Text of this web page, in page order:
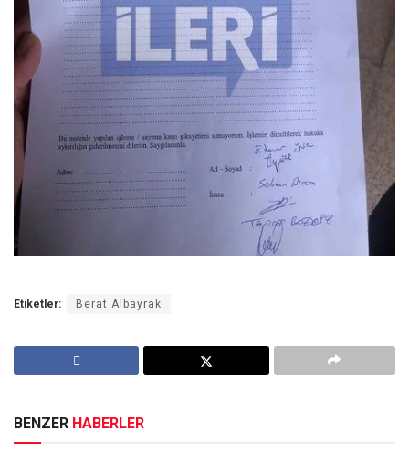
Etiketler: Berat Albayrak
BENZER HABERLER